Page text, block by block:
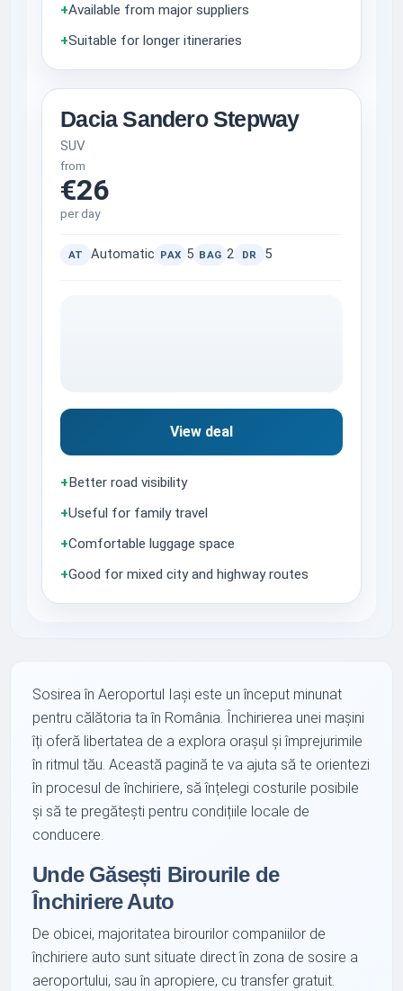
+Available from major suppliers
+Suitable for longer itineraries
Dacia Sandero Stepway
SUV
from
€26
per day
AT Automatic PAX 5 BAG 2 DR 5
View deal
+Better road visibility
+Useful for family travel
+Comfortable luggage space
+Good for mixed city and highway routes
Sosirea în Aeroportul Iași este un început minunat
pentru călătoria ta în România. Închirierea unei mașini
îți oferă libertatea de a explora orașul și împrejurimile
în ritmul tău. Această pagină te va ajuta să te orientezi
în procesul de închiriere, să înțelegi costurile posibile
și să te pregătești pentru condițiile locale de
conducere.
Unde Găsești Birourile de
Închiriere Auto
De obicei, majoritatea birourilor companiilor de
închiriere auto sunt situate direct în zona de sosire a
aeroportului, sau în apropiere, cu transfer gratuit.